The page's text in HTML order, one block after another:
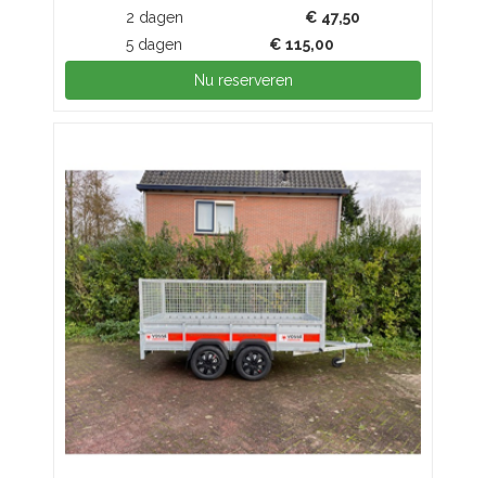
2 dagen
€ 47,50
5 dagen
€ 115,00
Nu reserveren